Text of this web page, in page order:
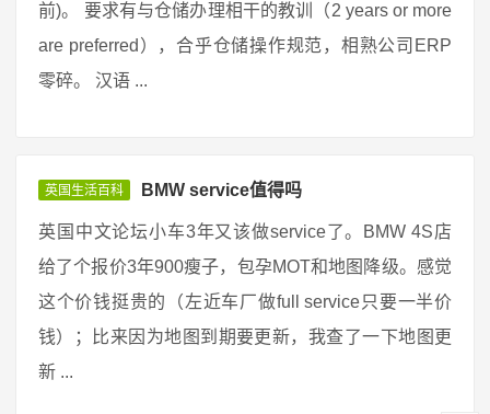
前)。 要求有与仓储办理相干的教训（2 years or more
are preferred），合乎仓储操作规范，相熟公司ERP
零碎。 汉语 ...
英国生活百科 BMW service值得吗
英国中文论坛小车3年又该做service了。BMW 4S店
给了个报价3年900瘦子，包孕MOT和地图降级。感觉
这个价钱挺贵的（左近车厂做full service只要一半价
钱）；比来因为地图到期要更新，我查了一下地图更
新 ...